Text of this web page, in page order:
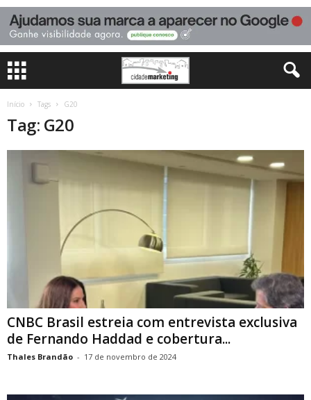
Início Tags G20
Tag: G20
CNBC Brasil estreia com entrevista exclusiva
de Fernando Haddad e cobertura...
Thales Brandão - 17 de novembro de 2024